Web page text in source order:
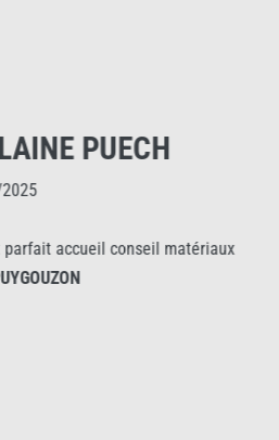
JOSEPH
A part un carreau